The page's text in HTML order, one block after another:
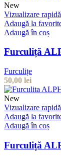
New
Vizualizare rapidă
Adaugă la
Adaugă în coș
Furculiță
Furculițe
50,00 lei
New
Vizualizare rapidă
Adaugă la
Adaugă în coș
Furculiță